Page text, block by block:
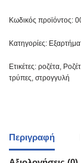
Κωδικός προϊόντος:
Κατηγορίες:
Ετικέτες: ροζέτα,
τρύπες, στρογγυλή
Περιγραφή